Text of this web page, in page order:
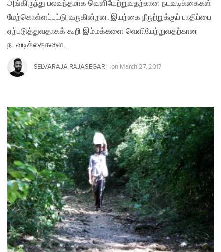
அங்கிருந்து பலவந்தமாக வெளியேற்றுவதற்கான நடவடிக்கைகள்
மேற்கொள்ளப்பட்டு வருகின்றன. இயற்கை நீருற்றுக்குப் பாதிப்பை
ஏற்படுத்துவதாகக் கூறி இம்மக்களை வெளியேற்றுவதற்கான
நடவடிக்கைகளை…
SELVARAJA RAJASEGAR on March 27, 2017